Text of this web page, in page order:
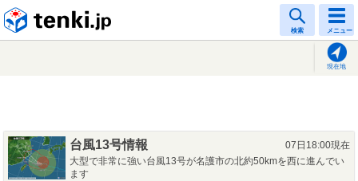
検索 メニュー
現在地
台風13号情報
07日18:00現在
大型で非常に強い台風13号が名護市の北約50kmを西に進んでい
ます